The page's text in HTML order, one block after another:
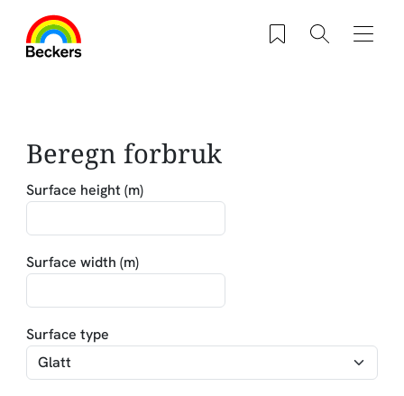
Saved products
Søk
Beregn forbruk
Surface height (m)
Surface width (m)
Surface type